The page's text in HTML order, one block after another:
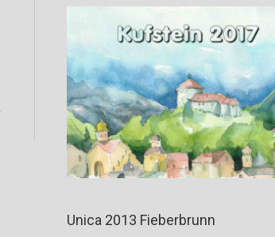
Unica 2013 Fieberbrunn